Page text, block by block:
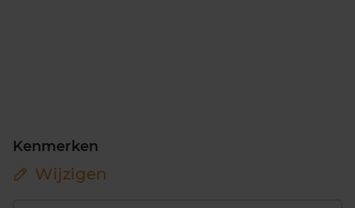
Kenmerken
Wijzigen